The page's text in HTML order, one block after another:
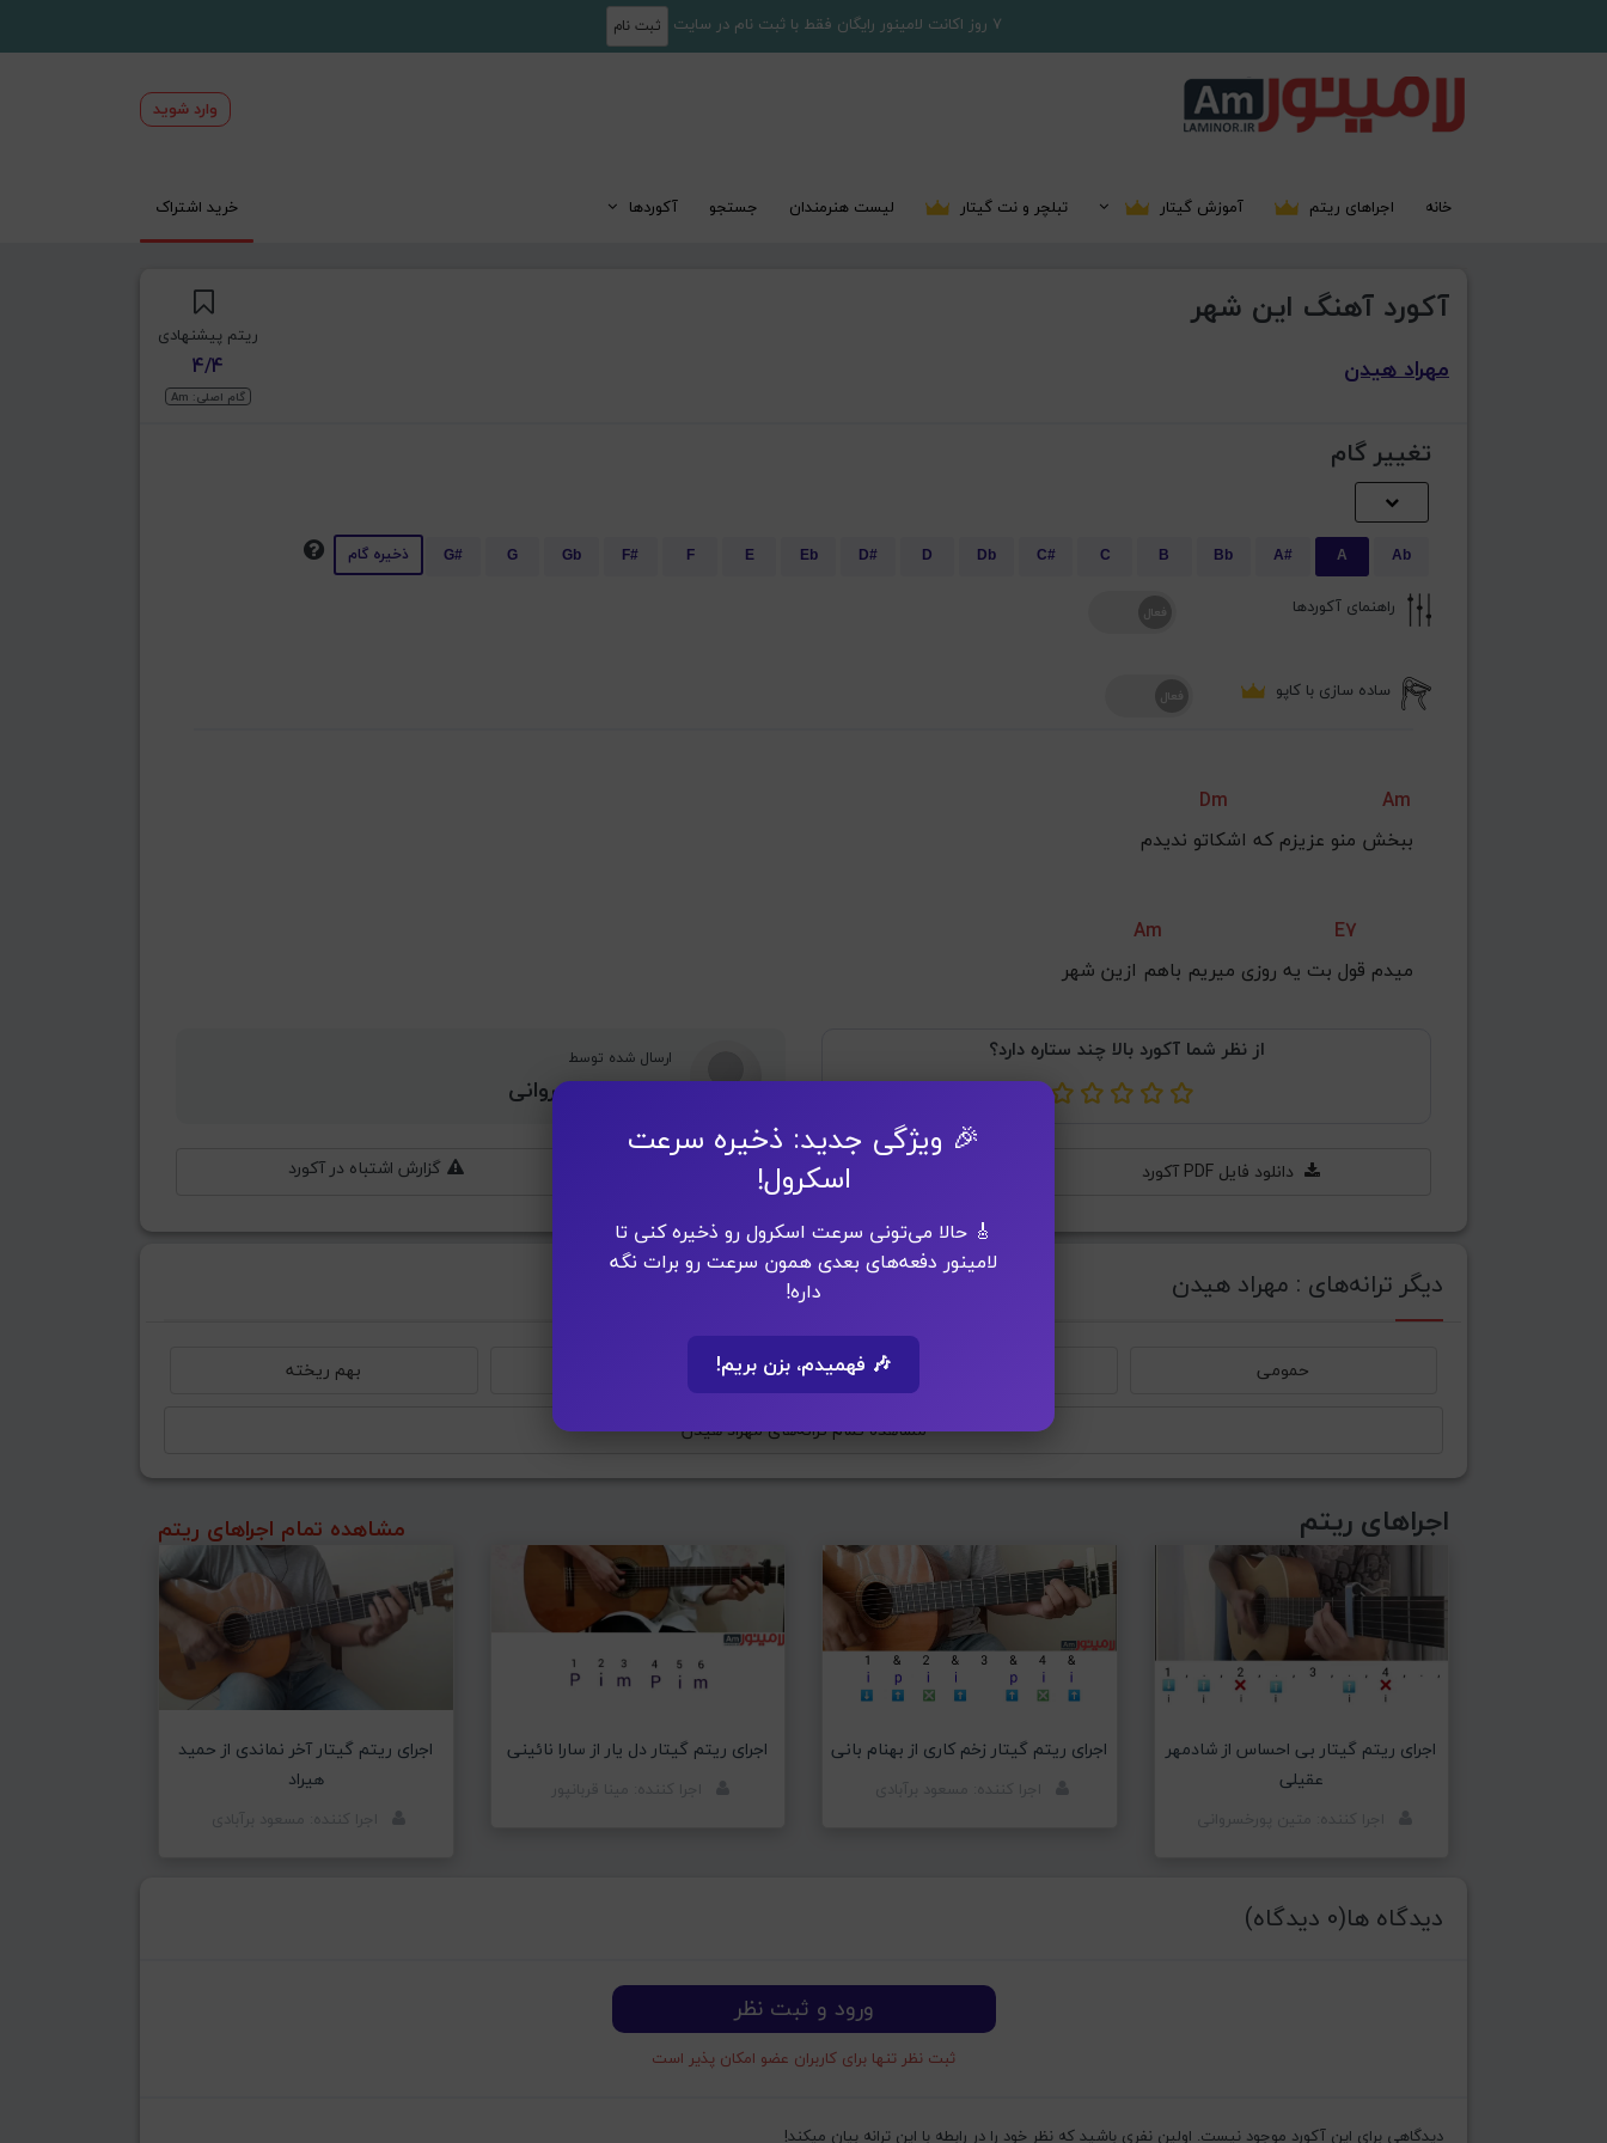
7 روز اکانت لامینور رایگان فقط با ثبت نام در سایت ثبت نام
وارد شوید
خانه اجراهای ریتم آموزش گیتار تبلچر و نت گیتار لیست هنرمندان جستجو آکوردها خرید اشتراک
آکورد آهنگ این شهر
مهراد هیدن
ریتم پیشنهادی
4/4
گام اصلی: Am
تغییر گام
🎉 ویژگی جدید: ذخیره سرعت
اسکرول!
🎸 حالا می‌تونی سرعت اسکرول رو ذخیره کنی تا
لامینور دفعه‌های بعدی همون سرعت رو برات نگه
داره!
🎶 فهمیدم، بزن بریم!
Ab
A
A#
Bb
B
C
C#
Db
D
D#
Eb
E
F
F#
Gb
G
G# ذخیره گام
راهنمای آکوردها
ساده سازی با کاپو
Dm
Am
ببخش منو عزیزم که اشکاتو ندیدم
Am
E7
میدم قول بت یه روزی میریم باهم ازین شهر
از نظر شما آکورد بالا چند ستاره دارد؟ ارسال شده توسط
متین پورخسروانی
افزودن به پلی لیست گزارش اشتباه در آکورد
دیگر ترانه‌های : مهراد هیدن
حمومی
بهم ریخته
مشاهده تمام ترانه‌های مهراد هیدن
اجراهای ریتم مشاهده تمام اجراهای ریتم
اجرای ریتم گیتار بی احساس از شادمهر
عقیلی
اجرای ریتم گیتار زخم کاری از بهنام بانی اجرای ریتم گیتار دل یار از سارا نائینی
اجرای ریتم گیتار آخر نماندی از حمید
هیراد
دیدگاه ها(0 دیدگاه)
ورود و ثبت نظر
ثبت نظر تنها برای کاربران عضو امکان پذیر است
دیدگاهی برای این آکورد موجود نیست. اولین نفری باشید که نظر خود را در رابطه با این ترانه بیان میکند!